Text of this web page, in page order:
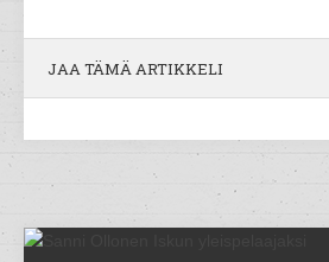
JAA TÄMÄ ARTIKKELI